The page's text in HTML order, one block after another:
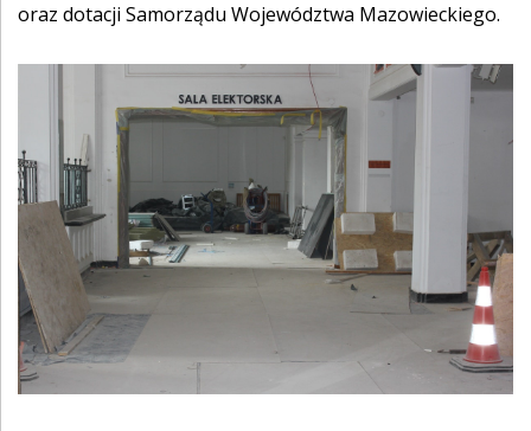
oraz dotacji Samorządu Województwa Mazowieckiego.